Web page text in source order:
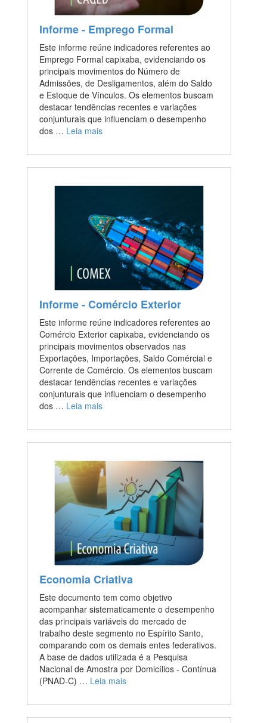
Informe - Emprego Formal
Este informe reúne indicadores referentes ao
Emprego Formal capixaba, evidenciando os
principais movimentos do Número de
Admissões, de Desligamentos, além do Saldo
e Estoque de Vínculos. Os elementos buscam
destacar tendências recentes e variações
conjunturais que influenciam o desempenho
dos … Leia mais
Informe - Comércio Exterior
Este informe reúne indicadores referentes ao
Comércio Exterior capixaba, evidenciando os
principais movimentos observados nas
Exportações, Importações, Saldo Comércial e
Corrente de Comércio. Os elementos buscam
destacar tendências recentes e variações
conjunturais que influenciam o desempenho
dos … Leia mais
Economia Criativa
Este documento tem como objetivo
acompanhar sistematicamente o desempenho
das principais variáveis do mercado de
trabalho deste segmento no Espírito Santo,
comparando com os demais entes federativos.
A base de dados utilizada é a Pesquisa
Nacional de Amostra por Domicílios - Contínua
(PNAD-C) … Leia mais